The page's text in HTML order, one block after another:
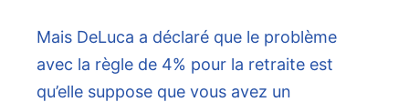
Mais DeLuca a déclaré que le problème
avec la règle de 4% pour la retraite est
qu’elle suppose que vous avez un